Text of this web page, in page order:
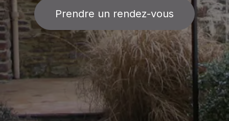
Prendre un rendez-vous